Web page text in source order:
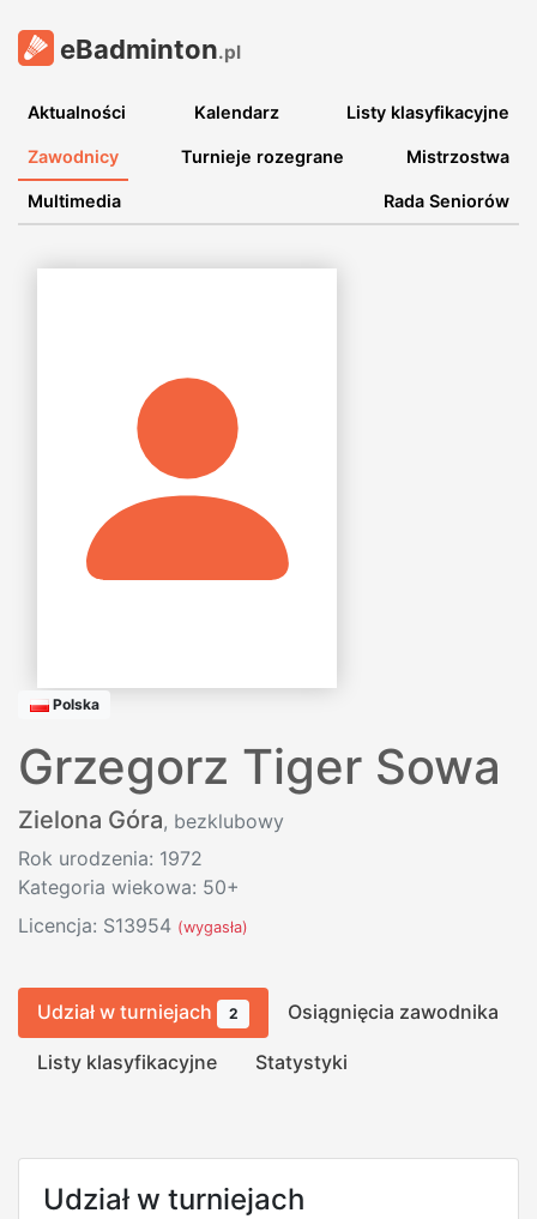
eBadminton.pl
Aktualności Kalendarz Listy klasyfikacyjne
Zawodnicy Turnieje rozegrane Mistrzostwa
Multimedia Rada Seniorów
Polska
Grzegorz Tiger Sowa
Zielona Góra, bezklubowy
Rok urodzenia: 1972
Kategoria wiekowa: 50+
Licencja: S13954 (wygasła)
Udział w turniejach 2 Osiągnięcia zawodnika
Listy klasyfikacyjne Statystyki
Udział w turniejach